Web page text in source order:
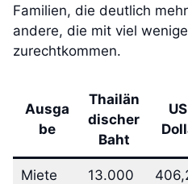
Familien, die deutlich
andere, die mit viel
zurechtkommen.
Ausga
be
Thailän
discher
Baht
Miete 13.000